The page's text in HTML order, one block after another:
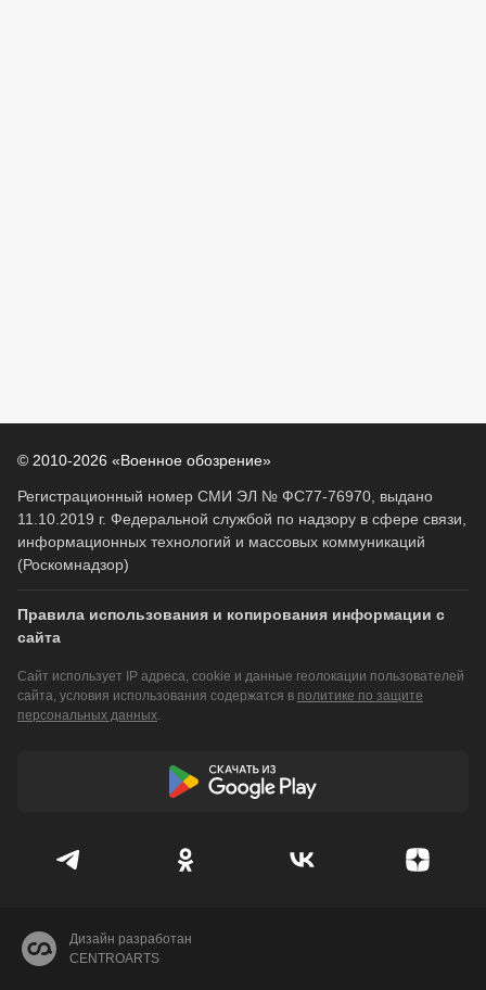
© 2010-2026 «Военное обозрение»
Регистрационный номер СМИ ЭЛ № ФС77-76970, выдано
11.10.2019 г. Федеральной службой по надзору в сфере связи,
информационных технологий и массовых коммуникаций
(Роскомнадзор)
Правила использования и копирования информации с
сайта
Сайт использует IP адреса, cookie и данные геолокации пользователей
сайта, условия использования содержатся в политике по защите
персональных данных.
Дизайн разработан
CENTROARTS